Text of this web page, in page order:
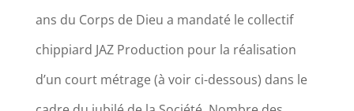
ans du Corps de Dieu a mandaté le collectif
chippiard JAZ Production pour la réalisation
d’un court métrage (à voir ci-dessous) dans le